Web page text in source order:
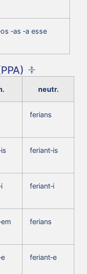
‑as ‑a esse
neutr.
ferians
feriant‑is
feriant‑i
ferians
feriant‑e